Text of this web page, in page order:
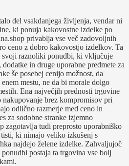
del vsakdanjega življenja, vendar ni
ki ponuja kakovostne izdelke po
privablja vse več zadovoljnih
ceno z dobro kakovostjo izdelkov. Ta
svoji raznoliki ponudbi, ki vključuje
in druge uporabne predmete za
še posebej cenijo možnost, da
mestu, ne da bi morale dolgo
Ena največjih prednosti trgovine
nakupovanje brez kompromisov pri
odlično razmerje med ceno in
za sodobne stranke izjemno
zagotavlja tudi preprosto uporabniško
ki nimajo veliko izkušenj s
najdejo želene izdelke. Zahvaljujoč
postaja ta trgovina vse bolj